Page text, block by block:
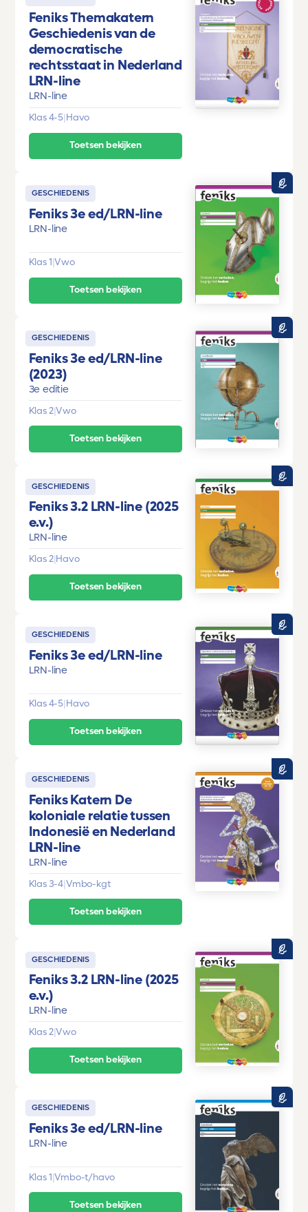
Feniks Themakatern
Geschiedenis van de
democratische
rechtsstaat in Nederland
LRN-line
LRN-line
Klas 4-5|Havo
Toetsen bekijken
GESCHIEDENIS
Feniks 3e ed/LRN-line
LRN-line
Klas 1 |Vwo
Toetsen bekijken
GESCHIEDENIS
Feniks 3e ed/LRN-line
(2023)
3e editie
Klas 2|Vwo
Toetsen bekijken
GESCHIEDENIS
Feniks 3.2 LRN-line (2025
e.v.)
LRN-line
Klas 2|Havo
Toetsen bekijken
GESCHIEDENIS
Feniks 3e ed/LRN-line
LRN-line
Klas 4-5 Havo
Toetsen bekijken
GESCHIEDENIS
Feniks Katern De
koloniale relatie tussen
Indonesië en Nederland
LRN-line
LRN-line
Klas 3-4|Vmbo-kgt
Toetsen bekijken
GESCHIEDENIS
Feniks 3.2 LRN-line (2025
e.v.)
LRN-line
Klas 2|Vwo
Toetsen bekijken
GESCHIEDENIS
Feniks 3e ed/LRN-line
LRN-line
Klas 1|Vmbo-t/havo
Toetsen bekijken